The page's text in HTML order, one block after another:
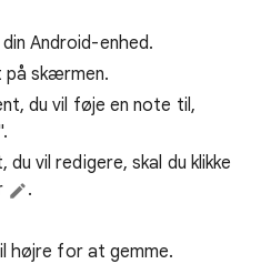
Android-enhed.
på skærmen.
du vil føje en note til,
vil redigere, skal du klikke
.
højre for at gemme.